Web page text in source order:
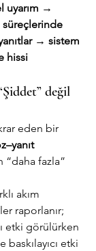
uyarım →
süreçlerinde
→ sistem
hissi
değil
eden bir
“daha fazla”
akım
raporlanır;
etki görülürken
etki